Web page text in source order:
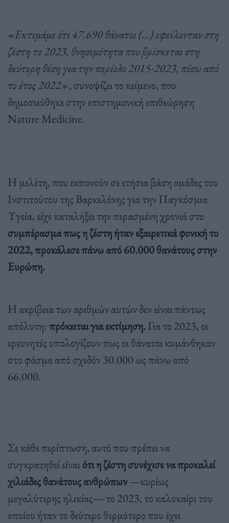
«Εκτιμάμε ότι 47.690 θάνατοι (…) οφείλονταν στη
ζέστη το 2023, θνησιμότητα που βρίσκεται στη
δεύτερη θέση για την περίοδο 2015-2023, πίσω από
το έτος 2022», συνοψίζει το κείμενο, που
δημοσιεύθηκε στην επιστημονική επιθεώρηση
Nature Medicine.
Η μελέτη, που εκπονούν σε ετήσια βάση ομάδες του
Ινστιτούτου της Βαρκελόνης για την Παγκόσμια
Υγεία, είχε καταλήξει την περασμένη χρονιά στο
συμπέρασμα πως η ζέστη ήταν εξαιρετικά φονική το
2022, προκάλεσε πάνω από 60.000 θανάτους στην
Ευρώπη.
Η ακρίβεια των αριθμών αυτών δεν είναι πάντως
απόλυτη: πρόκειται για εκτίμηση.Για το 2023, οι
ερευνητές υπολογίζουν πως οι θάνατοι κυμάνθηκαν
στο φάσμα από σχεδόν 30.000 ως πάνω από
66.000.
Σε κάθε περίπτωση, αυτό που πρέπει να
συγκρατηθεί είναιότι η ζέστη συνέχισε να προκαλεί
χιλιάδες θανάτους ανθρώπων—κυρίως
μεγαλύτερης ηλικίας— το 2023, το καλοκαίρι του
οποίου ήταν το δεύτερο θερμότερο που έχει